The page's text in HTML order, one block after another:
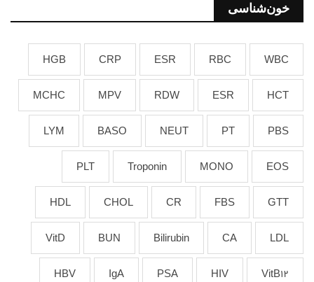
خون‌شناسی
WBC
RBC
ESR
CRP
HGB
HCT
ESR
RDW
MPV
MCHC
PBS
PT
NEUT
BASO
LYM
EOS
MONO
Troponin
PLT
GTT
FBS
CR
CHOL
HDL
LDL
CA
Bilirubin
BUN
VitD
VitB12
HIV
PSA
IgA
HBV